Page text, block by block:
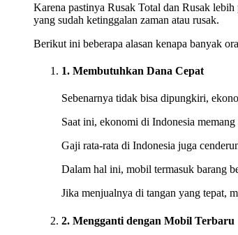
Karena pastinya Rusak Total dan Rusak
yang sudah ketinggalan zaman atau rusak.
Berikut ini beberapa alasan kenapa banyak
1. Membutuhkan Dana Cepat
Sebenarnya tidak bisa dipungkiri,
Saat ini, ekonomi di Indonesia
Gaji rata-rata di Indonesia juga
Dalam hal ini, mobil termasuk barang
Jika menjualnya di tangan yang tepat,
2. Mengganti dengan Mobil Terbaru